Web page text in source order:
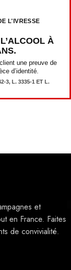
L'IVRESSE
À
une preuve de
d’identité.
3, L. 3335-1 ET L.
et
en France. Faites
de convivialité.